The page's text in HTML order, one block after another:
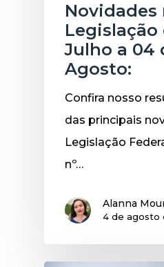
Novidades
Legislação
Julho a 04
Agosto:
Confira nosso
das principais
Legislação
nº…
Alanna
4 de agosto